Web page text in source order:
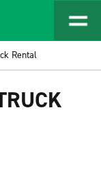
Rental